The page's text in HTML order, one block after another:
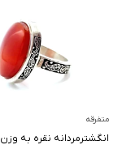
متفرقه
انگشترمردانه نقره به وزن 10.4 گرم